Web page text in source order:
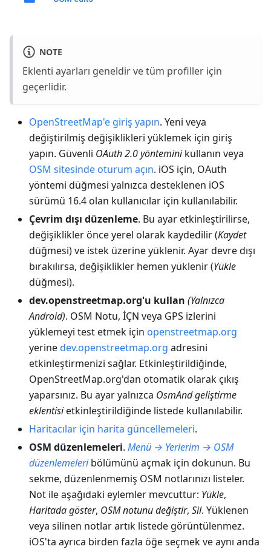
NOTE
Eklenti ayarları geneldir ve tüm profiller için
geçerlidir.
OpenStreetMap'e giriş yapın. Yeni veya
değiştirilmiş değişiklikleri yüklemek için giriş
yapın. Güvenli OAuth 2.0 yönteminikullanın veya
OSM sitesinde oturum açın. iOS için, OAuth
yöntemi düğmesi yalnızca desteklenen iOS
sürümü 16.4 olan kullanıcılar için kullanılabilir.
Çevrim dışı düzenleme. Bu ayar etkinleştirilirse,
değişiklikler önce yerel olarak kaydedilir (Kaydet
düğmesi) ve istek üzerine yüklenir. Ayar devre dışı
bırakılırsa, değişiklikler hemen yüklenir (Yükle
düğmesi).
dev.openstreetmap.org'u kullan (Yalnızca
Android). OSM Notu, İÇN veya GPS izlerini
yüklemeyi test etmek için openstreetmap.org
yerinedev.openstreetmap.org adresini
etkinleştirmenizi sağlar. Etkinleştirildiğinde,
OpenStreetMap.org'dan otomatik olarak çıkış
yaparsınız. Bu ayar yalnızca OsmAnd geliştirme
eklentisietkinleştirildiğinde listede kullanılabilir.
Haritacılar için harita güncellemeleri.
OSM düzenlemeleri. Menü → Yerlerim → OSM
düzenlemeleribölümünü açmak için dokunun. Bu
sekme, düzenlenmemiş OSM notlarınızı listeler.
Not ile aşağıdaki eylemler mevcuttur: Yükle,
Haritada göster, OSM notunu değiştir, Sil. Yüklenen
veya silinen notlar artık listede görüntülenmez.
iOS'ta ayrıca birden fazla öğe seçmek ve aynı anda